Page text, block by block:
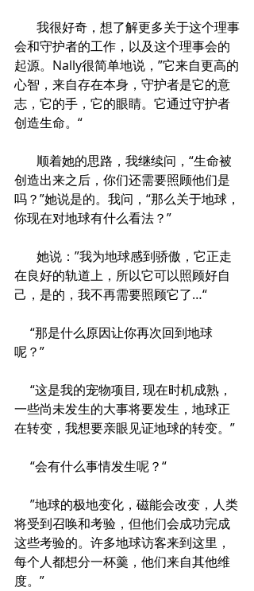
我很好奇，想了解更多关于这个理事
会和守护者的工作，以及这个理事会的
起源。Nally很简单地说，”它来自更高的
心智，来自存在本身，守护者是它的意
志，它的手，它的眼睛。它通过守护者
创造生命。“
顺着她的思路，我继续问，“生命被
创造出来之后，你们还需要照顾他们是
吗？”她说是的。我问，“那么关于地球，
你现在对地球有什么看法？”
她说：”我为地球感到骄傲，它正走
在良好的轨道上，所以它可以照顾好自
己，是的，我不再需要照顾它了…“
“那是什么原因让你再次回到地球
呢？”
“这是我的宠物项目, 现在时机成熟，
一些尚未发生的大事将要发生，地球正
在转变，我想要亲眼见证地球的转变。”
“会有什么事情发生呢？“
”地球的极地变化，磁能会改变，人类
将受到召唤和考验，但他们会成功完成
这些考验的。许多地球访客来到这里，
每个人都想分一杯羹，他们来自其他维
度。”